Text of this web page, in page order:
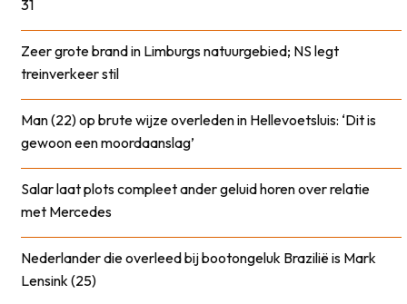
31
Zeer grote brand in Limburgs natuurgebied; NS legt
treinverkeer stil
Man (22) op brute wijze overleden in Hellevoetsluis: ‘Dit is
gewoon een moordaanslag’
Salar laat plots compleet ander geluid horen over relatie
met Mercedes
Nederlander die overleed bij bootongeluk Brazilië is Mark
Lensink (25)